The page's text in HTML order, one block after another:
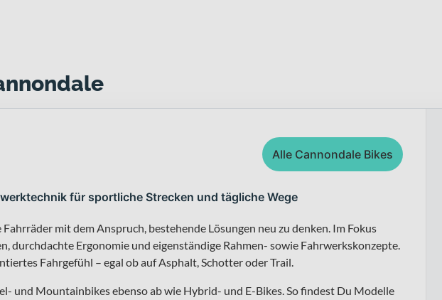
Alle Cannondale Bikes
für sportliche Strecken und tägliche Wege
mit dem Anspruch, bestehende Lösungen neu zu denken. Im Fokus
durchdachte Ergonomie und eigenständige Rahmen- sowie Fahrwerkskonzepte.
Fahrgefühl – egal ob auf Asphalt, Schotter oder Trail.
und Mountainbikes ebenso ab wie Hybrid- und E-Bikes. So findest Du Modelle